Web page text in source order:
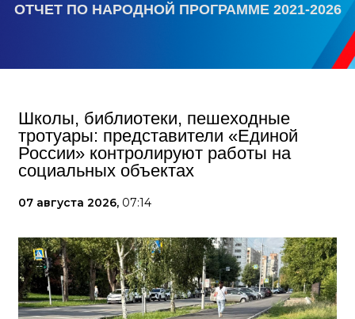
ОТЧЕТ ПО НАРОДНОЙ ПРОГРАММЕ 2021-2026
Школы, библиотеки, пешеходные
тротуары: представители «Единой
России» контролируют работы на
социальных объектах
07 августа 2026, 07:14